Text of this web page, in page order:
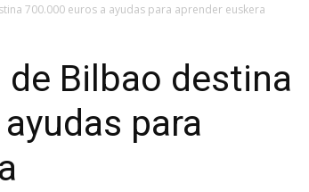
700.000 euros a ayudas para aprender euskera
Bilbao destina
para